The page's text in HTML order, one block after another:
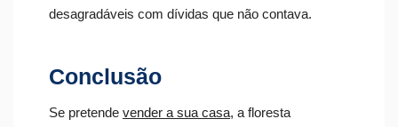
desagradáveis com dívidas que não contava.
Conclusão
Se pretende vender a sua casa, a floresta